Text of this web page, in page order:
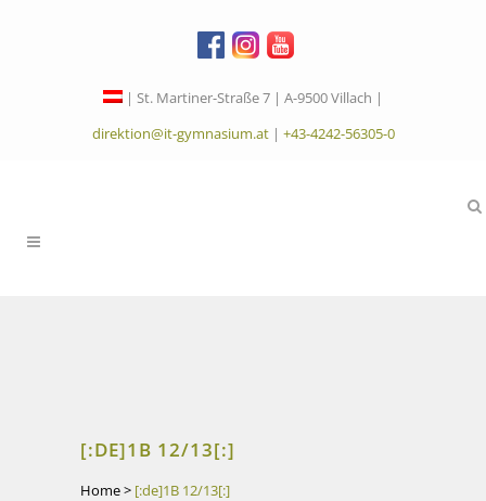
| St. Martiner-Straße 7 | A-9500 Villach |
direktion@it-gymnasium.at| +43-4242-56305-0
[:DE]1B 12/13[:]
Home> [:de]1B 12/13[:]